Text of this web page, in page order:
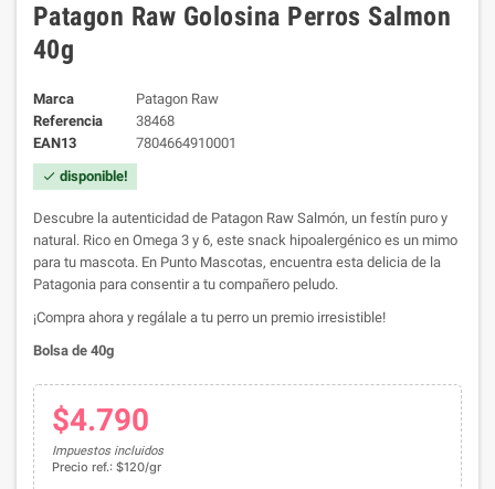
Patagon Raw Golosina Perros Salmon
40g
Marca
Patagon Raw
Referencia
38468
EAN13
7804664910001
check disponible!
Descubre la autenticidad de Patagon Raw Salmón, un festín puro y
natural. Rico en Omega 3 y 6, este snack hipoalergénico es un mimo
para tu mascota. En Punto Mascotas, encuentra esta delicia de la
Patagonia para consentir a tu compañero peludo.
¡Compra ahora y regálale a tu perro un premio irresistible!
Bolsa de 40g
$4.790
Impuestos incluidos
Precio ref.: $120/gr